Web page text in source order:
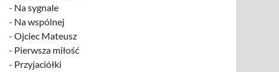
- Na sygnale
- Na wspólnej
-Ojciec Mateusz
- Pierwsza miłość
- Przyjaciółki